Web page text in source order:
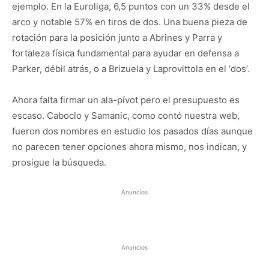
ejemplo. En la Euroliga, 6,5 puntos con un 33% desde el
arco y notable 57% en tiros de dos. Una buena pieza de
rotación para la posición junto a Abrines y Parra y
fortaleza física fundamental para ayudar en defensa a
Parker, débil atrás, o a Brizuela y Laprovittola en el ‘dos’.
Ahora falta firmar un ala-pívot pero el presupuesto es
escaso. Caboclo y Samanic, como contó nuestra web,
fueron dos nombres en estudio los pasados días aunque
no parecen tener opciones ahora mismo, nos indican, y
prosigue la búsqueda.
Anuncios
Anuncios